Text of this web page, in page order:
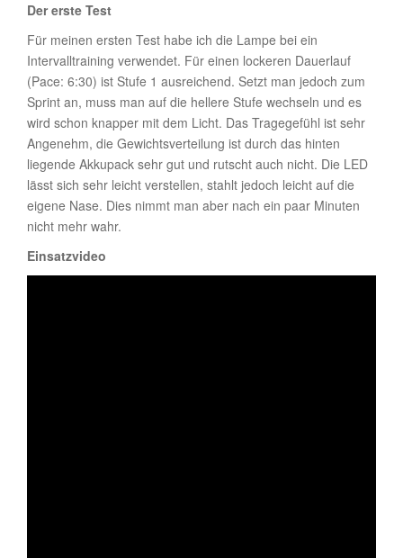
Der erste Test
Für meinen ersten Test habe ich die Lampe bei ein
Intervalltraining verwendet. Für einen lockeren Dauerlauf
(Pace: 6:30) ist Stufe 1 ausreichend. Setzt man jedoch zum
Sprint an, muss man auf die hellere Stufe wechseln und es
wird schon knapper mit dem Licht. Das Tragegefühl ist sehr
Angenehm, die Gewichtsverteilung ist durch das hinten
liegende Akkupack sehr gut und rutscht auch nicht. Die LED
lässt sich sehr leicht verstellen, stahlt jedoch leicht auf die
eigene Nase. Dies nimmt man aber nach ein paar Minuten
nicht mehr wahr.
Einsatzvideo